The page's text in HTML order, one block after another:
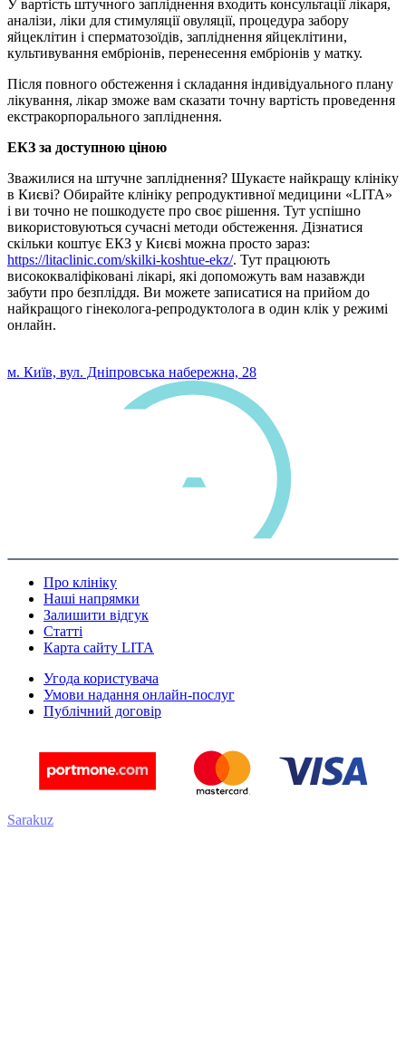
У вартість штучного запліднення входить консультації лікаря,
аналізи, ліки для стимуляції овуляції, процедура забору
яйцеклітин і сперматозоїдів, запліднення яйцеклітини,
культивування ембріонів, перенесення ембріонів у матку.
Після повного обстеження і складання індивідуального плану
лікування, лікар зможе вам сказати точну вартість проведення
екстракорпорального запліднення.
ЕКЗ за доступною ціною
Зважилися на штучне запліднення? Шукаєте найкращу клініку
в Києві? Обирайте клініку репродуктивної медицини «LITA»
і ви точно не пошкодуєте про своє рішення. Тут успішно
використовуються сучасні методи обстеження. Дізнатися
скільки коштує ЕКЗ у Києві можна просто зараз:
https://litaclinic.com/skilki-koshtue-ekz/. Тут працюють
висококваліфіковані лікарі, які допоможуть вам назавжди
забути про безпліддя. Ви можете записатися на прийом до
найкращого гінеколога-репродуктолога в один клік у режимі
онлайн.
м. Київ, вул. Дніпровська набережна, 28
Про клініку
Наші напрямки
Залишити відгук
Статті
Карта сайту LITA
Угода користувача
Умови надання онлайн-послуг
Публічний договір
Sarakuz